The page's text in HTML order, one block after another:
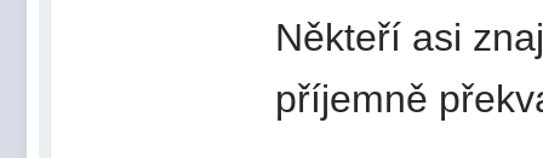
Někteří asi
příjemně